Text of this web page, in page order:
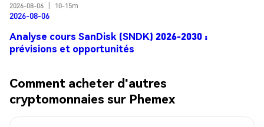
2026-08-06
10-15m
2026-08-06
Analyse cours SanDisk (SNDK) 2026-2030 :
prévisions et opportunités
Comment acheter d'autres
cryptomonnaies sur Phemex